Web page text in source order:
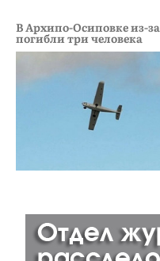
В Архипо-Осиповке из-
погибли три человека